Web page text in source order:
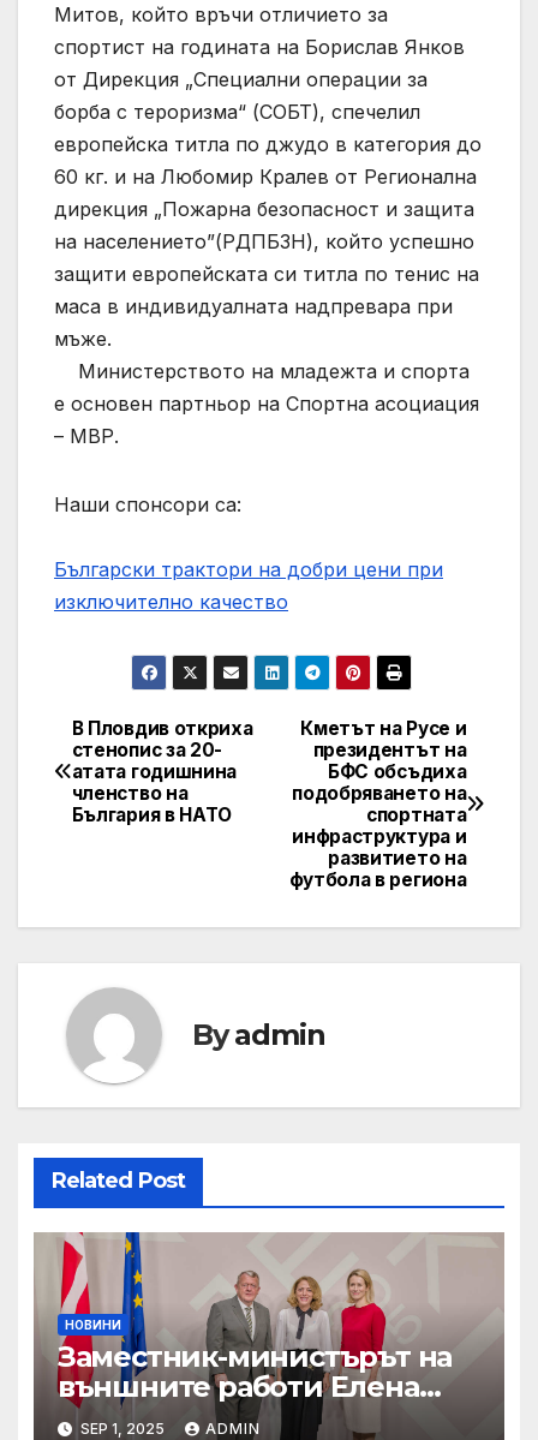
Митов, който връчи отличието за
спортист на годината на Борислав Янков
от Дирекция „Специални операции за
борба с тероризма“ (СОБТ), спечелил
европейска титла по джудо в категория до
60 кг. и на Любомир Кралев от Регионална
дирекция „Пожарна безопасност и защита
на населението”(РДПБЗН), който успешно
защити европейската си титла по тенис на
маса в индивидуалната надпревара при
мъже.
Министерството на младежта и спорта
е основен партньор на Спортна асоциация
– МВР.
Наши спонсори са:
Български трактори на добри цени при
изключително качество
Post
navigation
Кметът на Русе и
президентът на
БФС обсъдиха
подобряването на
спортната
инфраструктура и
развитието на
футбола в региона
В Пловдив откриха
стенопис за 20-
атата годишнина
членство на
България в НАТО
Byadmin
Related Post
НОВИНИ
Заместник-министърът на
външните работи Елена
Шекерлетова участва в
SEP 1, 2025 ADMIN